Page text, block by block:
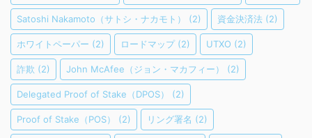
Satoshi Nakamoto（サトシ・ナカモト） (2) 資金決済法 (2)
ホワイトペーパー (2) ロードマップ(2) UTXO (2)
詐欺 (2) John McAfee（ジョン・マカフィー） (2)
Delegated Proof of Stake（DPOS） (2)
Proof of Stake（POS） (2) リング署名 (2)